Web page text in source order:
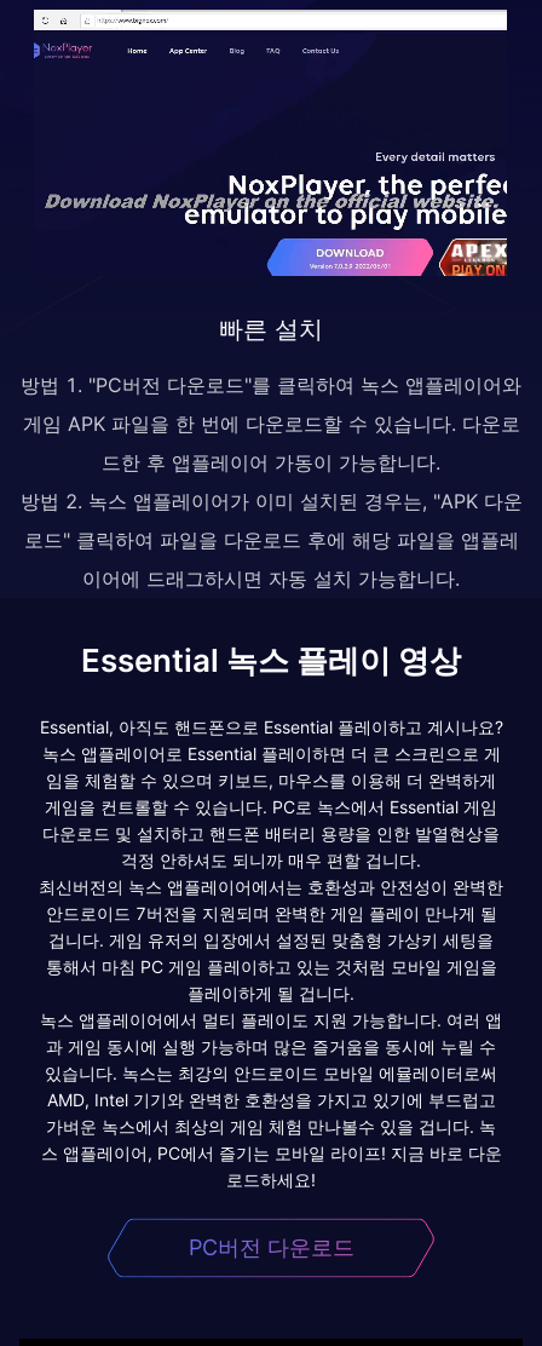
빠른 설치
방법 1. "PC버전 다운로드"를 클릭하여 녹스 앱플레이어와
게임 APK 파일을 한 번에 다운로드할 수 있습니다. 다운로
드한 후 앱플레이어 가동이 가능합니다.
방법 2. 녹스 앱플레이어가 이미 설치된 경우는, "APK 다운
로드" 클릭하여 파일을 다운로드 후에 해당 파일을 앱플레
이어에 드래그하시면 자동 설치 가능합니다.
Essential 녹스 플레이 영상
Essential, 아직도 핸드폰으로 Essential 플레이하고 계시나요?
녹스 앱플레이어로 Essential 플레이하면 더 큰 스크린으로 게
임을 체험할 수 있으며 키보드, 마우스를 이용해 더 완벽하게
게임을 컨트롤할 수 있습니다. PC로 녹스에서 Essential 게임
다운로드 및 설치하고 핸드폰 배터리 용량을 인한 발열현상을
걱정 안하셔도 되니까 매우 편할 겁니다.
최신버전의 녹스 앱플레이어에서는 호환성과 안전성이 완벽한
안드로이드 7버전을 지원되며 완벽한 게임 플레이 만나게 될
겁니다. 게임 유저의 입장에서 설정된 맞춤형 가상키 세팅을
통해서 마침 PC 게임 플레이하고 있는 것처럼 모바일 게임을
플레이하게 될 겁니다.
녹스 앱플레이어에서 멀티 플레이도 지원 가능합니다. 여러 앱
과 게임 동시에 실행 가능하며 많은 즐거움을 동시에 누릴 수
있습니다. 녹스는 최강의 안드로이드 모바일 에뮬레이터로써
AMD, Intel 기기와 완벽한 호환성을 가지고 있기에 부드럽고
가벼운 녹스에서 최상의 게임 체험 만나볼수 있을 겁니다. 녹
스 앱플레이어, PC에서 즐기는 모바일 라이프! 지금 바로 다운
로드하세요!
PC버전 다운로드